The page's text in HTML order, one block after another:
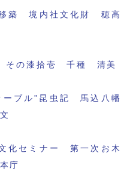
築 境内社文化財 穂高
その漆拾壱 千種 清美
ーブル”昆虫記 馬込八幡
化セミナー 第一次お木
庁